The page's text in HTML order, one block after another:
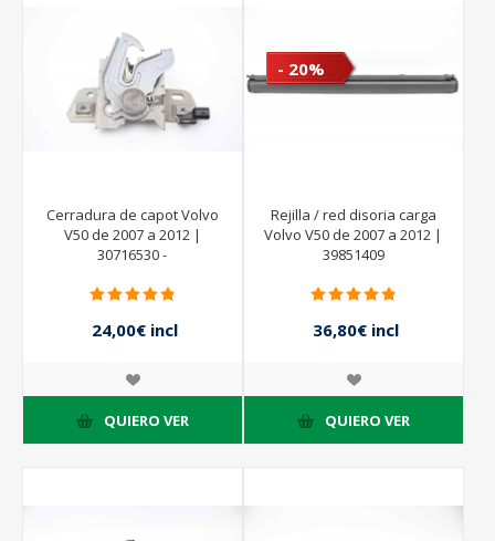
Cerradura de capot Volvo
V50 de 2007 a 2012 |
30716530 -
24,00€ incl
QUIERO VER
- 20%
Rejilla / red disoria carga
Volvo V50 de 2007 a 2012 |
39851409
36,80€ incl
impuestos
QUIERO VER